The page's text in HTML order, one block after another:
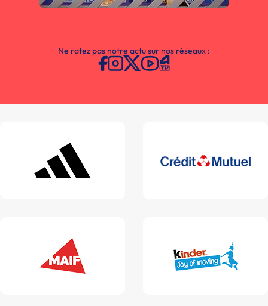
Ne ratez pas notre actu sur nos réseaux :